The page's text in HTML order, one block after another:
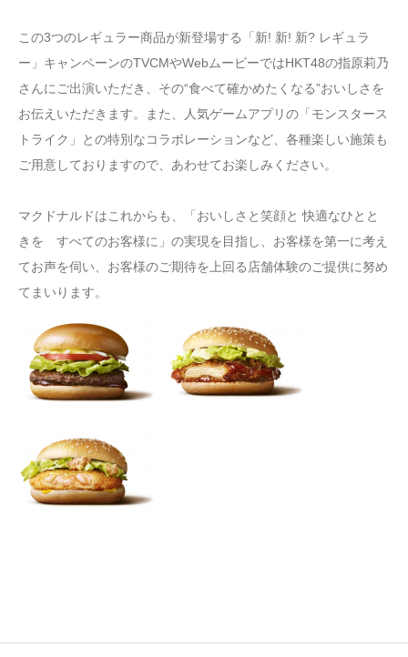
この3つのレギュラー商品が新登場する「新! 新! 新? レギュラ
ー」キャンペーンのTVCMやWebムービーではHKT48の指原莉乃
さんにご出演いただき、その“食べて確かめたくなる”おいしさを
お伝えいただきます。また、人気ゲームアプリの「モンスタース
トライク」との特別なコラボレーションなど、各種楽しい施策も
ご用意しておりますので、あわせてお楽しみください。
マクドナルドはこれからも、「おいしさと笑顔と 快適なひとと
きを すべてのお客様に」の実現を目指し、お客様を第一に考え
てお声を伺い、お客様のご期待を上回る店舗体験のご提供に努め
てまいります。